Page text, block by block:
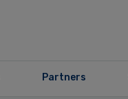
Partners